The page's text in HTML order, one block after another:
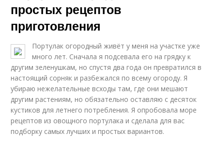
простых рецептов
приготовления
Портулак огородный живёт у меня на участке уже
много лет. Сначала я подсевала его на грядку к
другим зеленушкам, но спустя два года он превратился в
настоящий сорняк и разбежался по всему огороду. Я
убираю нежелательные всходы там, где они мешают
другим растениям, но обязательно оставляю с десяток
кустиков для летнего потребления. Я опробовала море
рецептов из овощного портулака и сделала для вас
подборку самых лучших и простых вариантов.